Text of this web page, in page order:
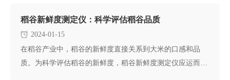
稻谷新鲜度测定仪：科学评估稻谷品质
2024-01-15
在稻谷产业中，稻谷的新鲜度直接关系到大米的口感和品
质。为科学评估稻谷的新鲜度，稻谷新鲜度测定仪应运而